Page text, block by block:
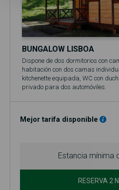
BUNGALOW LISBOA
Dispone de dos dormitorios con
habitación con dos camas
kitchenette equipada, WC con
privado para dos automóviles.
El precio base se refiere a 2
el 1 de junio y el 30 de septiembre)!
Mejor tarifa disponible
Estancia mínima
RESERVA 2